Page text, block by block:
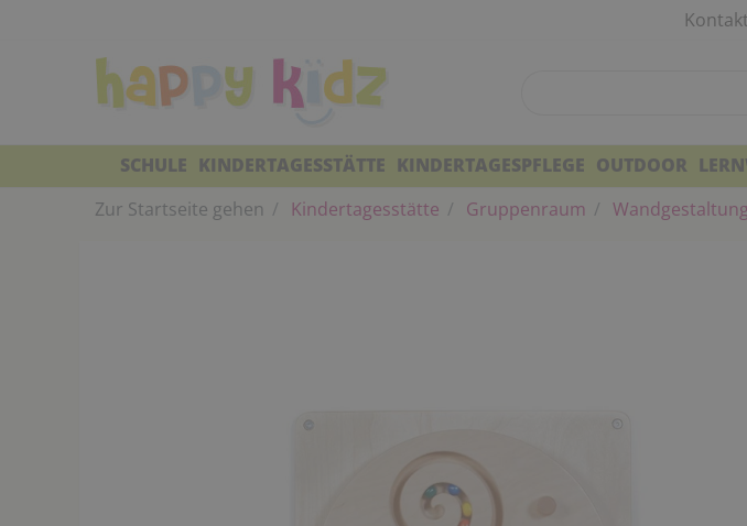
SCHULE KINDERTAGESSTÄTTE KINDERTAGESPFLEGE OUTDOOR
Zur Startseite gehen
Kindertagesstätte Gruppenraum Wandgestaltung